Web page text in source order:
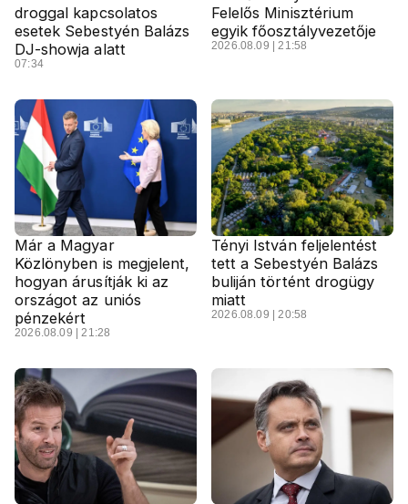
droggal kapcsolatos
esetek Sebestyén Balázs
DJ-showja alatt
07:34
Felelős Minisztérium
egyik főosztályvezetője
2026.08.09 | 21:58
Már a Magyar
Közlönyben is megjelent,
hogyan árusítják ki az
országot az uniós
pénzekért
2026.08.09 | 21:28
Tényi István feljelentést
tett a Sebestyén Balázs
buliján történt drogügy
miatt
2026.08.09 | 20:58